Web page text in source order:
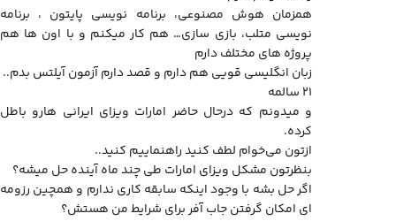
همزمان هوش مصنوعی، برنامه نویسی پایتون ، برنامه
نویسی متلب، بازی سازی… هم کار میکنم و با اون ها هم
پروژه های مختلف دارم
زبان انگلیسی قویی هم دارم و قصد دارم آزمون آیلتس بدم..
21 سالمه
و میدونم که درحال حاضر امارات ویزای ایرانی هارو باطل
کرده.
ازتون می‌خوام لطف کنید راهنماییم کنید..
بنظرتون مشکل ویزای امارات طی چند ماه آینده حل میشه؟
اگر حل بشه با وجود اینکه سابقه کاری ندارم و همچین رزومه
ای امکان گرفتن جاب آفر برای شرایط من هستش؟